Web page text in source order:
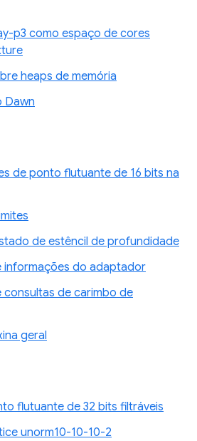
p3 como espaço de cores
heaps de memória
Dawn
de ponto flutuante de 16 bits na
de estêncil de profundidade
informações do adaptador
consultas de carimbo de
geral
flutuante de 32 bits filtráveis
unorm10-10-10-2